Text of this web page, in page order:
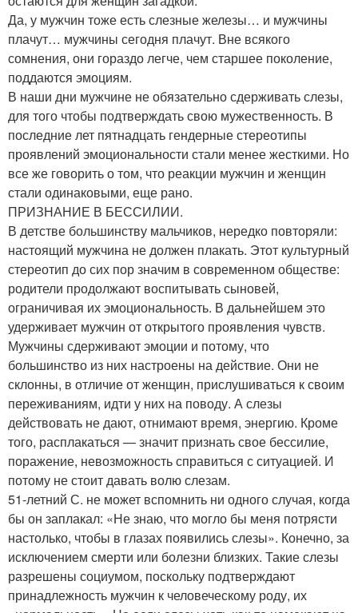
Да, у мужчин тоже есть слезные железы… и мужчины
плачут… мужчины сегодня плачут. Вне всякого
сомнения, они гораздо легче, чем старшее поколение,
поддаются эмоциям.
В наши дни мужчине не обязательно сдерживать слезы,
для того чтобы подтверждать свою мужественность. В
последние лет пятнадцать гендерные стереотипы
проявлений эмоциональности стали менее жесткими. Но
все же говорить о том, что реакции мужчин и женщин
стали одинаковыми, еще рано.
ПРИЗНАНИЕ В БЕССИЛИИ.
В детстве большинству мальчиков, нередко повторяли:
настоящий мужчина не должен плакать. Этот культурный
стереотип до сих пор значим в современном обществе:
родители продолжают воспитывать сыновей,
ограничивая их эмоциональность. В дальнейшем это
удерживает мужчин от открытого проявления чувств.
Мужчины сдерживают эмоции и потому, что
большинство из них настроены на действие. Они не
склонны, в отличие от женщин, прислушиваться к своим
переживаниям, идти у них на поводу. А слезы
действовать не дают, отнимают время, энергию. Кроме
того, расплакаться — значит признать свое бессилие,
поражение, невозможность справиться с ситуацией. И
потому не стоит давать волю слезам.
51-летний С. не может вспомнить ни одного случая, когда
бы он заплакал: «Не знаю, что могло бы меня потрясти
настолько, чтобы в глазах появились слезы». Конечно, за
исключением смерти или болезни близких. Такие слезы
разрешены социумом, поскольку подтверждают
принадлежность мужчин к человеческому роду, их